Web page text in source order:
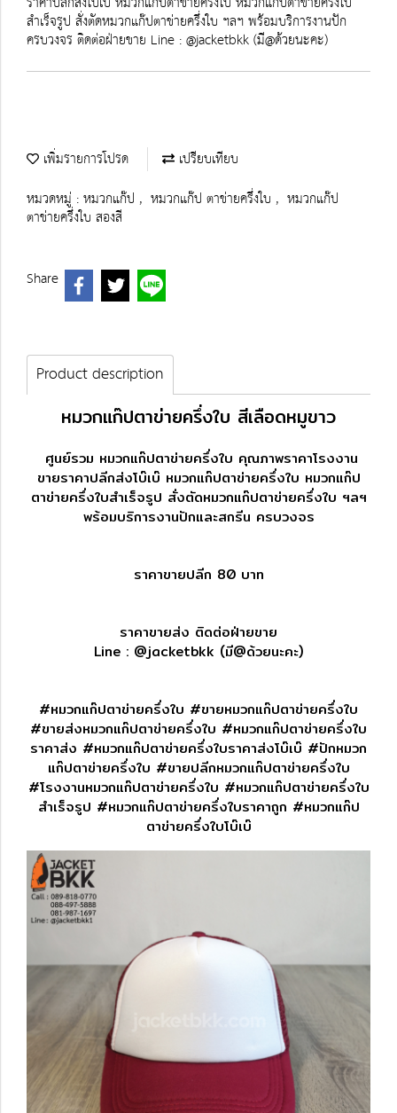
สำเร็จรูป สั่งตัดหมวกแก๊ปตาข่ายครึ่งใบ ฯลฯ พร้อมบริการงานปัก
ครบวงจร ติดต่อฝ่ายขาย Line : @jacketbkk (มี@ด้วยนะคะ)
เพิ่มรายการโปรด
เปรียบเทียบ
หมวดหมู่ :หมวกแก๊ป , หมวกแก๊ป ตาข่ายครึ่งใบ , หมวกแก๊ป
ตาข่ายครึ่งใบ สองสี
Share
Product description
หมวกแก๊ปตาข่ายครึ่งใบ สีเลือดหมูขาว
ศูนย์รวม หมวกแก๊ปตาข่ายครึ่งใบ คุณภาพราคาโรงงาน
ขายราคาปลีกส่งโบ๊เบ๊ หมวกแก๊ปตาข่ายครึ่งใบ หมวกแก๊ป
ตาข่ายครึ่งใบสำเร็จรูป สั่งตัดหมวกแก๊ปตาข่ายครึ่งใบ ฯลฯ
พร้อมบริการงานปักและสกรีน ครบวงจร
ราคาขายปลีก 80 บาท
ราคาขายส่ง ติดต่อฝ่ายขาย
Line : @jacketbkk (มี@ด้วยนะคะ)
#หมวกแก๊ปตาข่ายครึ่งใบ #ขายหมวกแก๊ปตาข่ายครึ่งใบ
#ขายส่งหมวกแก๊ปตาข่ายครึ่งใบ #หมวกแก๊ปตาข่ายครึ่งใบ
ราคาส่ง #หมวกแก๊ปตาข่ายครึ่งใบราคาส่งโบ๊เบ๊ #ปักหมวก
แก๊ปตาข่ายครึ่งใบ #ขายปลีกหมวกแก๊ปตาข่ายครึ่งใบ
#โรงงานหมวกแก๊ปตาข่ายครึ่งใบ #หมวกแก๊ปตาข่ายครึ่งใบ
สำเร็จรูป #หมวกแก๊ปตาข่ายครึ่งใบราคาถูก #หมวกแก๊ป
ตาข่ายครึ่งใบโบ๊เบ๊